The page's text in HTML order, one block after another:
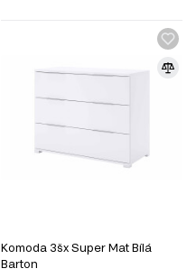
Komoda 3šx Super Mat Bílá
Barton